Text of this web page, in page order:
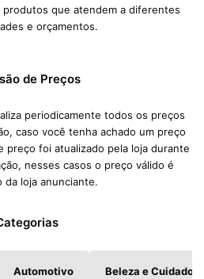
que atendem a diferentes
e orçamentos.
de Preços
periodicamente todos os preços
caso você tenha achado um preço
foi atualizado pela loja durante
nesses casos o preço válido é
da loja anunciante.
Automotivo Beleza e Cuidados